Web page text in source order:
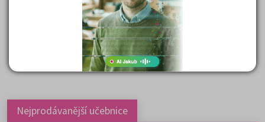
Nejprodávanější učebnice